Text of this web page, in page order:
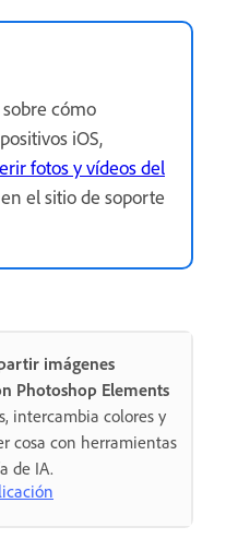
cómo
iOS,
fotos y vídeos del
en el sitio de soporte
imágenes
Photoshop Elements
intercambia colores y
cosa con herramientas
de IA.